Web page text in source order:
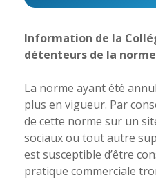
Information de la
détenteurs de la norme
La norme ayant été
plus en vigueur. Par
de cette norme sur un
sociaux ou tout autre
est susceptible d’être
pratique commerciale